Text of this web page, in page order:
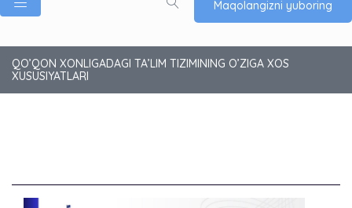
Maqolangizni yuboring
QO’QON XONLIGADAGI TA’LIM TIZIMINING O’ZIGA XOS
XUSUSIYATLARI